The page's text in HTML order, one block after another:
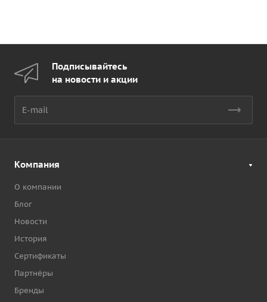
Подписывайтесь
на новости и акции
Компания
О компании
Блог
Новости
История
Сертификаты
Партнёры
Бренды